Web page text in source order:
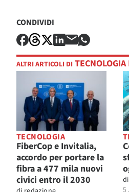
CONDIVIDI
ALTRI ARTICOLI DI
TECNOLOGIA
FiberCop e Invitalia,
accordo per portare la
fibra a 477 mila nuovi
civici entro il 2030
di